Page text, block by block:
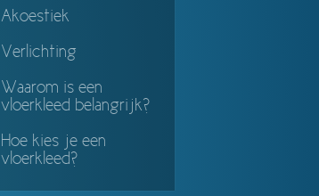
Akoestiek
Verlichting
Waarom is een
vloerkleed belangrijk?
Hoe kies je een
vloerkleed?